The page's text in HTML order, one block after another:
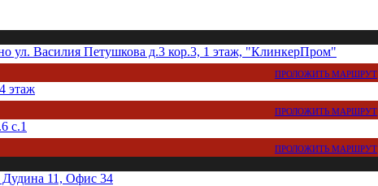
ул. Василия Петушкова д.3 кор.3, 1 этаж, "КлинкерПром"
ПРОЛОЖИТЬ МАРШРУТ
этаж
ПРОЛОЖИТЬ МАРШРУТ
с.1
ПРОЛОЖИТЬ МАРШРУТ
Дудина 11, Офис 34